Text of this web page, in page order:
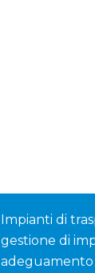
Impianti di
gestione di
adeguamento